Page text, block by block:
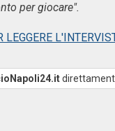
per giocare".
LEGGERE